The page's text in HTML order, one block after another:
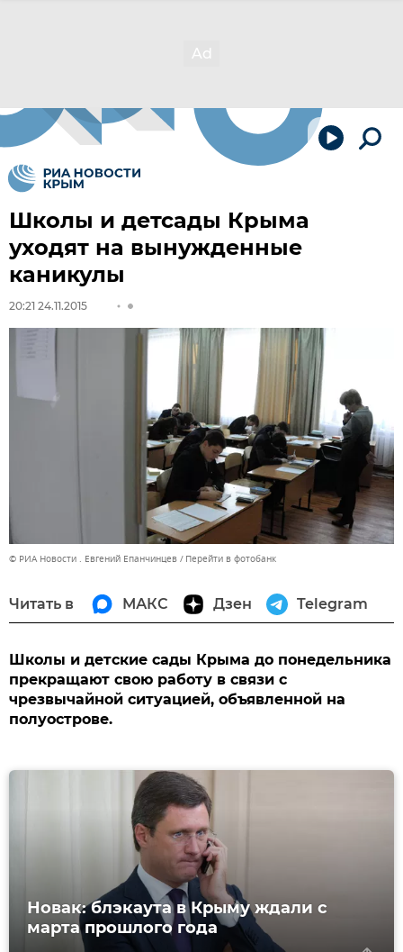
Школы и детсады Крыма
уходят на вынужденные
каникулы
20:21 24.11.2015
© РИА Новости . Евгений Епанчинцев Перейти в фотобанк
Читать в МАКС Дзен Telegram
Школы и детские сады Крыма до понедельника
прекращают свою работу в связи с
чрезвычайной ситуацией, объявленной на
полуострове.
Новак: блэкаута в Крыму ждали с
марта прошлого года